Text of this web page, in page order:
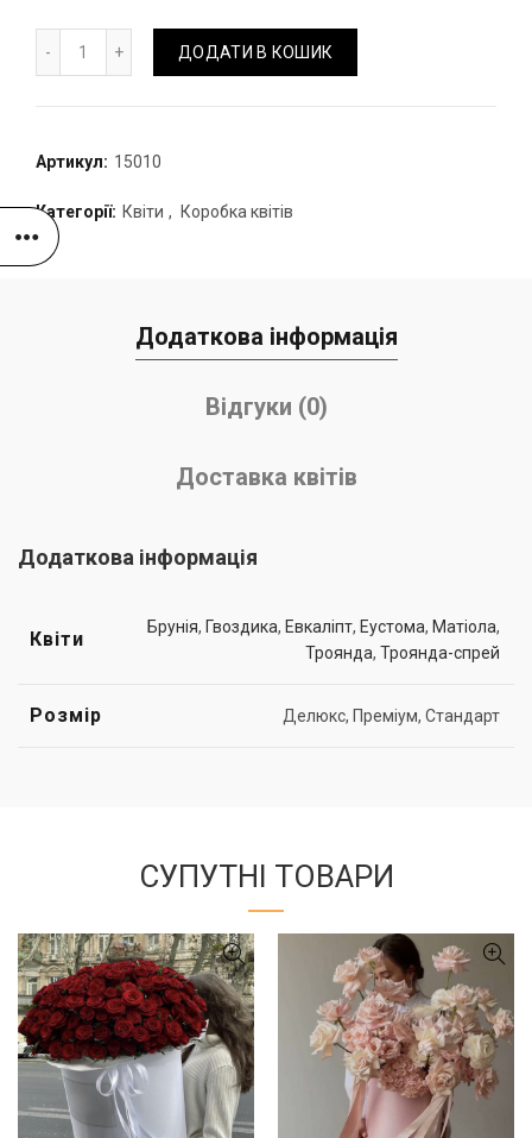
ДОДАТИ В КОШИК
Артикул: 15010
Категорії: Квіти , Коробка квітів
Додаткова інформація
Відгуки (0)
Доставка квітів
Додаткова інформація
Квіти
Брунія, Гвоздика, Евкаліпт, Еустома, Матіола,
Троянда, Троянда-спрей
Розмір Делюкс, Преміум, Стандарт
СУПУТНІ ТОВАРИ